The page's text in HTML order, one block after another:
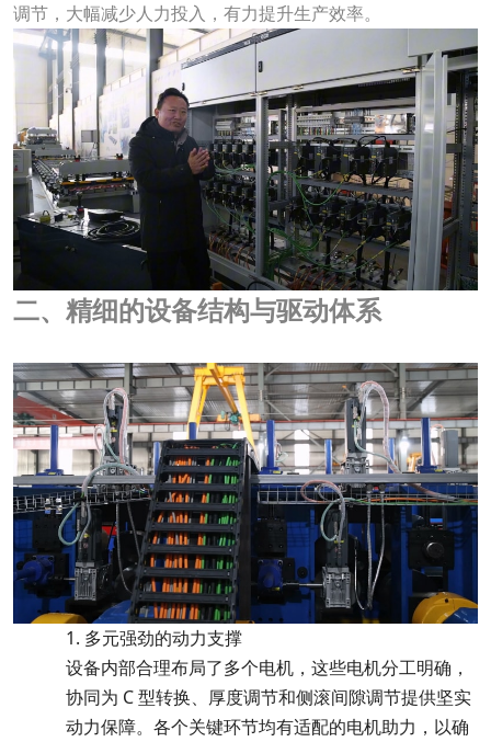
调节，大幅减少人力投入，有力提升生产效率。
二、精细的设备结构与驱动体系
1. 多元强劲的动力支撑
设备内部合理布局了多个电机，这些电机分工明确，
协同为 C 型转换、厚度调节和侧滚间隙调节提供坚实
动力保障。各个关键环节均有适配的电机助力，以确